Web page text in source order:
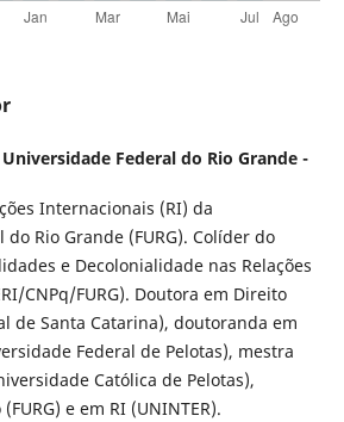
Universidade Federal do Rio Grande -
Internacionais (RI) da
Rio Grande (FURG). Colíder do
e Decolonialidade nas Relações
CNPq/FURG). Doutora em Direito
de Santa Catarina), doutoranda em
Federal de Pelotas), mestra
Católica de Pelotas),
e em RI (UNINTER).